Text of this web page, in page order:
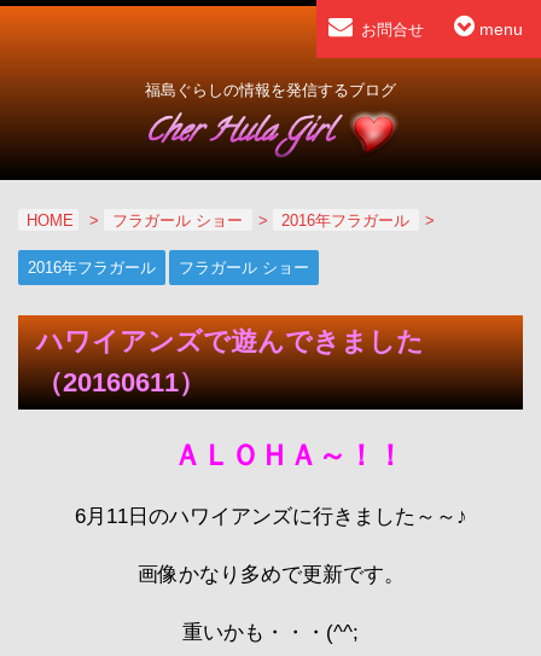
menu
お問合せ
福島ぐらしの情報を発信するブログ
HOME > フラガール ショー > 2016年フラガール >
2016年フラガール フラガール ショー
ハワイアンズで遊んできました
（20160611）
ＡＬＯＨＡ～！！
6月11日のハワイアンズに行きました～～♪
画像かなり多めで更新です。
重いかも・・・(^^;